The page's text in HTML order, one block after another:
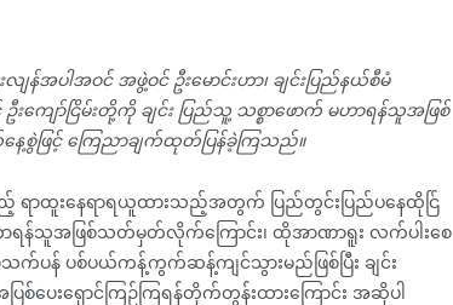
အပါအဝင် အဖွဲ့ဝင် ဦးမောင်းဟာ၊ ချင်းပြည်နယ်စီမံ
းကျော်ငြိမ်းတို့ကို ချင်း ပြည်သူ့ သစ္စာဖောက် မဟာရန်သူအဖြစ်
စွဲဖြင့် ကြေညာချက်ထုတ်ပြန်ခဲ့ကြသည်။
ရာထူးနေရာရယူထားသည့်အတွက် ပြည်တွင်းပြည်ပနေထိုင်ြ
ဟာရန်သူအဖြစ်သတ်မှတ်လိုက်ကြောင်း၊ ထိုအာဏာရူး လက်ပါးစေ
ာသက်ပန် ပစ်ပယ်ကန့်ကွက်ဆန့်ကျင်သွားမည်ဖြစ်ပြီး ချင်း
ြစ်ပေးရှောင်ကြဉ်ကြရန်တိုက်တွန်းထားကြောင်း အဆိုပါ